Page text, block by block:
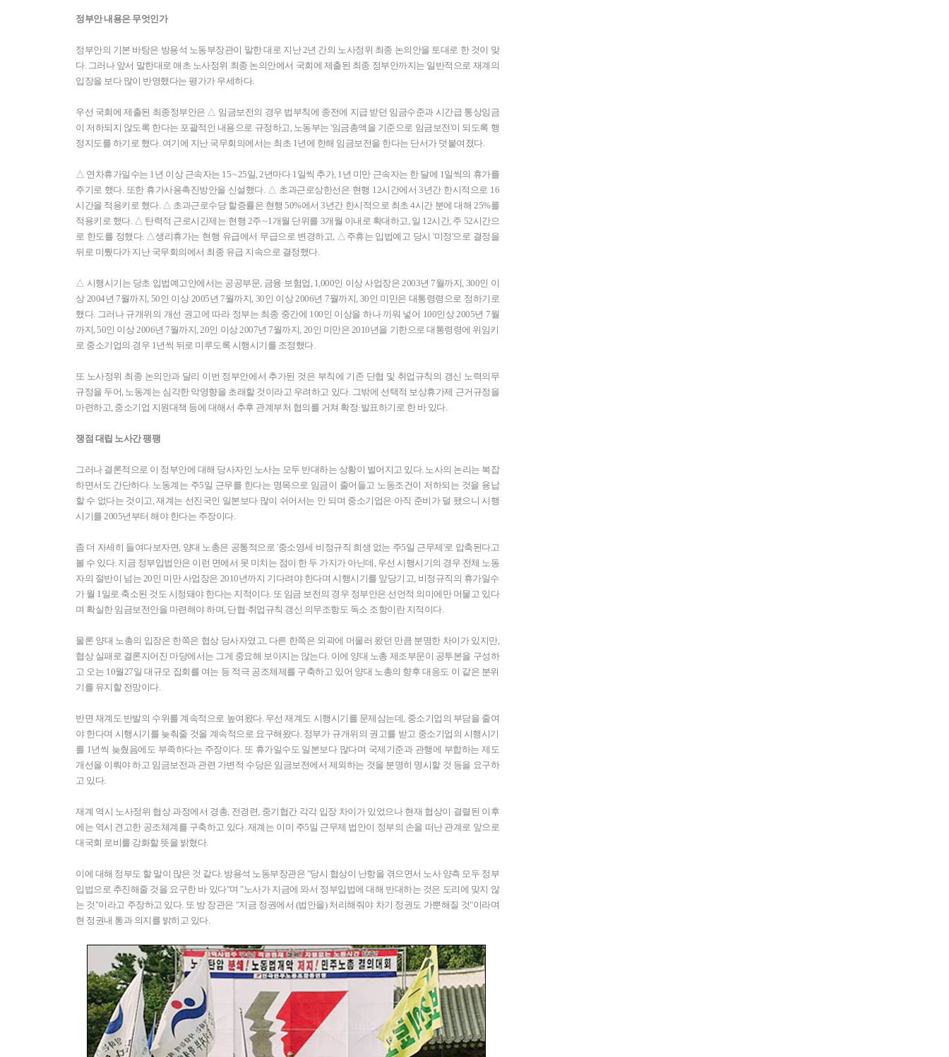
정부안 내용은 무엇인가
정부안의 기본 바탕은 방용석 노동부장관이 말한 대로 지난 2년 간의 노사정위 최종 논의안을 토대로 한 것이 맞
다. 그러나 앞서 말한대로 애초 노사정위 최종 논의안에서 국회에 제출된 최종 정부안까지는 일반적으로 재계의
입장을 보다 많이 반영했다는 평가가 우세하다.
우선 국회에 제출된 최종정부안은 △ 임금보전의 경우 법부칙에 종전에 지급 받던 임금수준과 시간급 통상임금
이 저하되지 않도록 한다는 포괄적인 내용으로 규정하고, 노동부는 '임금총액을 기준으로 임금보전'이 되도록 행
정지도를 하기로 했다. 여기에 지난 국무회의에서는 최초 1년에 한해 임금보전을 한다는 단서가 덧붙여졌다.
△ 연차휴가일수는 1년 이상 근속자는 15∼25일, 2년마다 1일씩 추가, 1년 미만 근속자는 한 달에 1일씩의 휴가를
주기로 했다. 또한 휴가사용촉진방안을 신설했다. △ 초과근로상한선은 현행 12시간에서 3년간 한시적으로 16
시간을 적용키로 했다. △ 초과근로수당 할증률은 현행 50%에서 3년간 한시적으로 최초 4시간 분에 대해 25%를
적용키로 했다. △ 탄력적 근로시간제는 현행 2주∼1개월 단위를 3개월 이내로 확대하고, 일 12시간, 주 52시간으
로 한도를 정했다. △생리휴가는 현행 유급에서 무급으로 변경하고, △주휴는 입법예고 당시 '미정'으로 결정을
뒤로 미뤘다가 지난 국무회의에서 최종 유급 지속으로 결정했다.
△ 시행시기는 당초 입법예고안에서는 공공부문, 금융·보험업, 1,000인 이상 사업장은 2003년 7월까지, 300인 이
상 2004년 7월까지, 50인 이상 2005년 7월까지, 30인 이상 2006년 7월까지, 30인 미만은 대통령령으로 정하기로
했다. 그러나 규개위의 개선 권고에 따라 정부는 최종 중간에 100인 이상을 하나 끼워 넣어 100인상 2005년 7월
까지, 50인 이상 2006년 7월까지, 20인 이상 2007년 7월까지, 20인 미만은 2010년을 기한으로 대통령령에 위임키
로 중소기업의 경우 1년씩 뒤로 미루도록 시행시기를 조정했다.
또 노사정위 최종 논의안과 달리 이번 정부안에서 추가된 것은 부칙에 기존 단협 및 취업규칙의 갱신 노력의무
규정을 두어, 노동계는 심각한 악영향을 초래할 것이라고 우려하고 있다. 그밖에 선택적 보상휴가제 근거규정을
마련하고, 중소기업 지원대책 등에 대해서 추후 관계부처 협의를 거쳐 확정·발표하기로 한 바 있다.
쟁점 대립 노사간 팽팽
그러나 결론적으로 이 정부안에 대해 당사자인 노사는 모두 반대하는 상황이 벌어지고 있다. 노사의 논리는 복잡
하면서도 간단하다. 노동계는 주5일 근무를 한다는 명목으로 임금이 줄어들고 노동조건이 저하되는 것을 용납
할 수 없다는 것이고, 재계는 선진국인 일본보다 많이 쉬어서는 안 되며 중소기업은 아직 준비가 덜 됐으니 시행
시기를 2005년부터 해야 한다는 주장이다.
좀 더 자세히 들여다보자면, 양대 노총은 공통적으로 '중소영세·비정규직 희생 없는 주5일 근무제'로 압축된다고
볼 수 있다. 지금 정부입법안은 이런 면에서 못 미치는 점이 한 두 가지가 아닌데, 우선 시행시기의 경우 전체 노동
자의 절반이 넘는 20인 미만 사업장은 2010년까지 기다려야 한다며 시행시기를 앞당기고, 비정규직의 휴가일수
가 월 1일로 축소된 것도 시정돼야 한다는 지적이다. 또 임금 보전의 경우 정부안은 선언적 의미에만 머물고 있다
며 확실한 임금보전안을 마련해야 하며, 단협·취업규칙 갱신 의무조항도 독소 조항이란 지적이다.
물론 양대 노총의 입장은 한쪽은 협상 당사자였고, 다른 한쪽은 외곽에 머물러 왔던 만큼 분명한 차이가 있지만,
협상 실패로 결론지어진 마당에서는 그게 중요해 보이지는 않는다. 이에 양대 노총 제조부문이 공투본을 구성하
고 오는 10월27일 대규모 집회를 여는 등 적극 공조체제를 구축하고 있어 양대 노총의 향후 대응도 이 같은 분위
기를 유지할 전망이다.
반면 재계도 반발의 수위를 계속적으로 높여왔다. 우선 재계도 시행시기를 문제삼는데, 중소기업의 부담을 줄여
야 한다며 시행시기를 늦춰줄 것을 계속적으로 요구해왔다. 정부가 규개위의 권고를 받고 중소기업의 시행시기
를 1년씩 늦췄음에도 부족하다는 주장이다. 또 휴가일수도 일본보다 많다며 국제기준과 관행에 부합하는 제도
개선을 이뤄야 하고 임금보전과 관련 가변적 수당은 임금보전에서 제외하는 것을 분명히 명시할 것 등을 요구하
고 있다.
재계 역시 노사정위 협상 과정에서 경총, 전경련, 중기협간 각각 입장 차이가 있었으나 현재 협상이 결렬된 이후
에는 역시 견고한 공조체계를 구축하고 있다. 재계는 이미 주5일 근무제 법안이 정부의 손을 떠난 관계로 앞으로
대국회 로비를 강화할 뜻을 밝혔다.
이에 대해 정부도 할 말이 많은 것 같다. 방용석 노동부장관은 "당시 협상이 난항을 겪으면서 노사 양측 모두 정부
입법으로 추진해줄 것을 요구한 바 있다"며 "노사가 지금에 와서 정부입법에 대해 반대하는 것은 도리에 맞지 않
는 것"이라고 주장하고 있다. 또 방 장관은 "지금 정권에서 (법안을) 처리해줘야 차기 정권도 가뿐해질 것"이라며
현 정권내 통과 의지를 밝히고 있다.